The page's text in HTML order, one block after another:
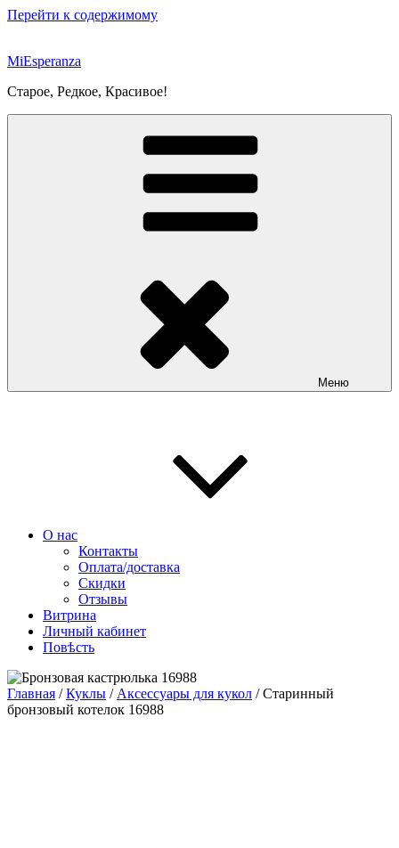
Перейти к содержимому
MiEsperanza
Старое, Редкое, Красивое!
Меню
О нас
Контакты
Оплата/доставка
Скидки
Отзывы
Витрина
Личный кабинет
Повѣсть
Главная /Куклы / Аксессуары для кукол / Старинный
бронзовый котелок 16988